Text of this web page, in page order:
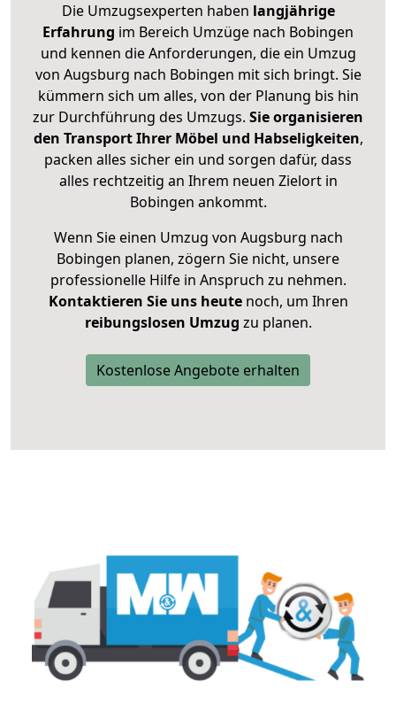
Die Umzugsexperten haben langjährige
Erfahrung im Bereich Umzüge nach Bobingen
und kennen die Anforderungen, die ein Umzug
von Augsburg nach Bobingen mit sich bringt. Sie
kümmern sich um alles, von der Planung bis hin
zur Durchführung des Umzugs. Sie organisieren
den Transport Ihrer Möbel und Habseligkeiten,
packen alles sicher ein und sorgen dafür, dass
alles rechtzeitig an Ihrem neuen Zielort in
Bobingen ankommt.
Wenn Sie einen Umzug von Augsburg nach
Bobingen planen, zögern Sie nicht, unsere
professionelle Hilfe in Anspruch zu nehmen.
Kontaktieren Sie uns heutenoch, um Ihren
reibungslosen Umzug zu planen.
Kostenlose Angebote erhalten